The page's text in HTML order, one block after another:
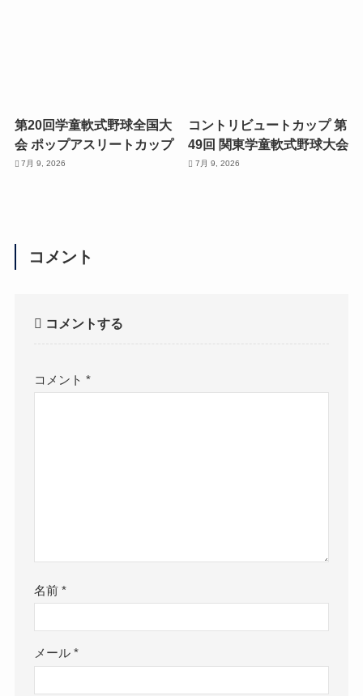
第20回学童軟式野球全国大
会 ポップアスリートカップ
7月 9, 2026
コントリビュートカップ 第
49回 関東学童軟式野球大会
7月 9, 2026
コメント
コメントする
コメント*
名前*
メール*